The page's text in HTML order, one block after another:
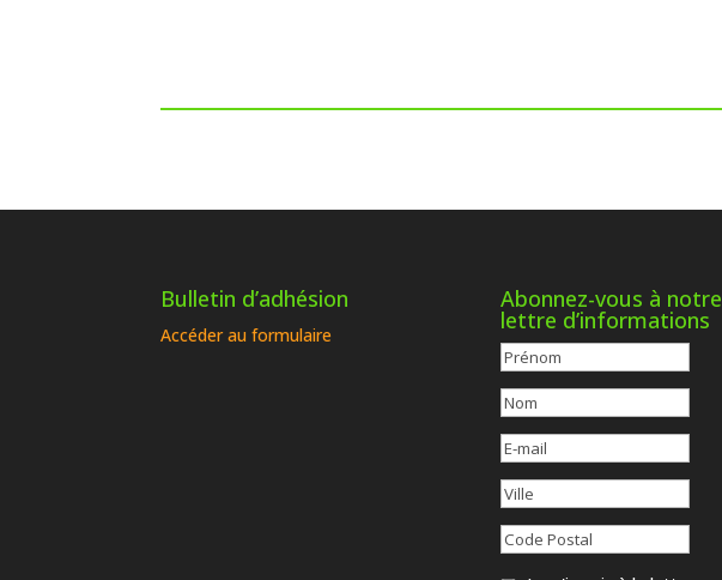
Bulletin d’adhésion
Accéder au formulaire
Abonnez-vous à notre
lettre d’informations